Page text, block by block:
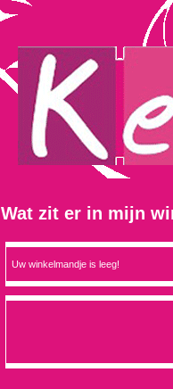
Wat zit er in mijn
Uw winkelmandje is leeg!